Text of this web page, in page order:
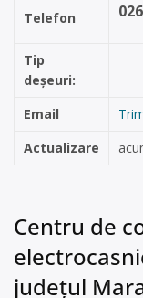
Telefon
Tip
deșeuri:
Email
Actualizare
Centru de
județul